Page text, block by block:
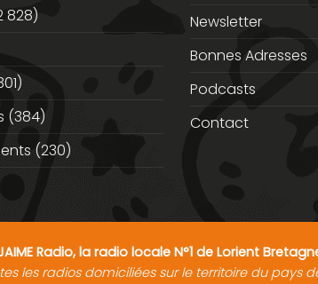
828)
(384)
(230)
Newsletter
Bonnes Adresses
Podcasts
Contact
Radio, la radio locale N°1 de Lorient
les radios domiciliées sur le territoire du pays